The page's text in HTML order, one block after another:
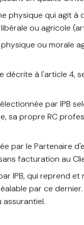
physique qui agit à
ou agricole
ou morale
décrite à l'article 4,
par IPB
sa propre RC
par le Partenaire
facturation au
IPB, qui reprend
par ce